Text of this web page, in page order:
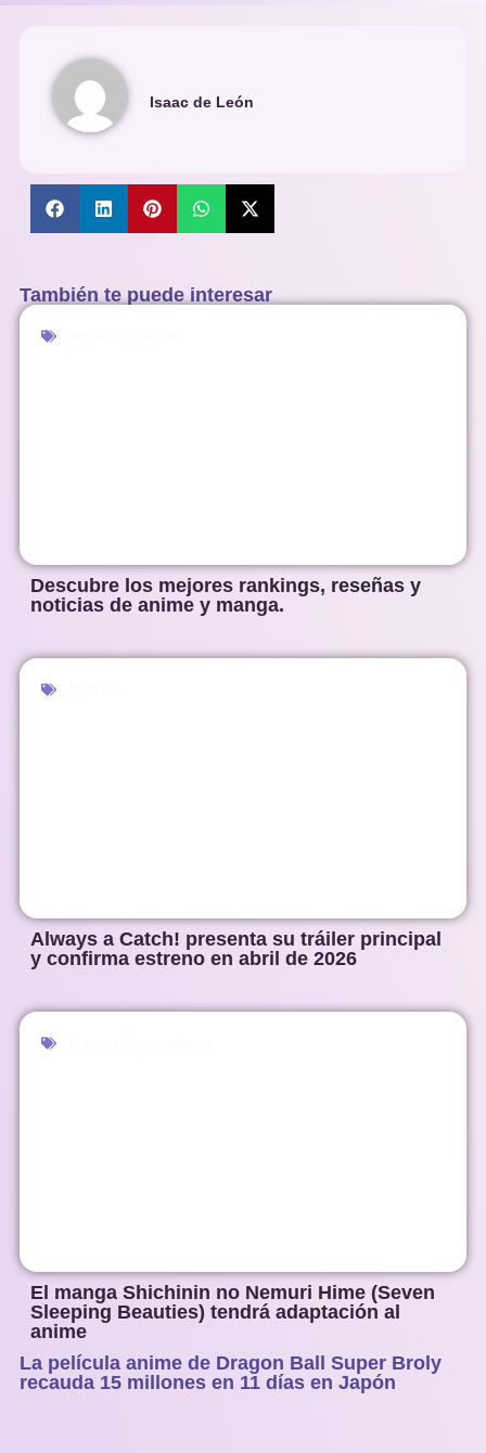
Isaac de León
También te puede interesar
Descubre los mejores rankings, reseñas y
noticias de anime y manga.
Always a Catch! presenta su tráiler principal
y confirma estreno en abril de 2026
El manga Shichinin no Nemuri Hime (Seven
Sleeping Beauties) tendrá adaptación al
anime
La película anime de Dragon Ball Super Broly
recauda 15 millones en 11 días en Japón